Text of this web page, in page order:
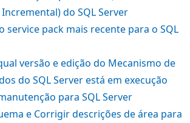
do SQL Server
service pack mais recente para o SQL
versão e edição do Mecanismo de
do SQL Server está em execução
para SQL Server
e Corrigir descrições de área para